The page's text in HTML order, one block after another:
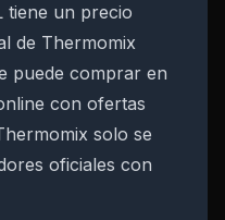
tiene un precio
de Thermomix
puede comprar en
con ofertas
solo se
oficiales con